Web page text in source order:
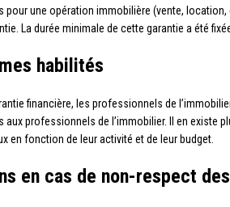
une opération immobilière (vente,
La durée minimale de cette garantie a été
habilités
financière, les professionnels de
aux professionnels de l’immobilier. Il en existe
en fonction de leur activité et de leur budget.
en cas de non-respect